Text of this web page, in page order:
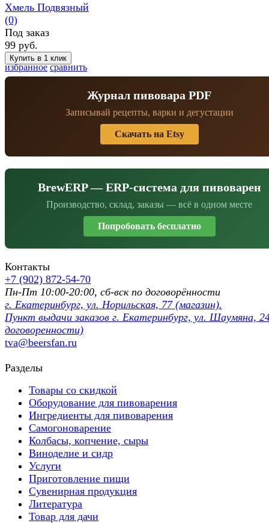
избранное сравнить
Хмель Подвязный
(0)
Под заказ
99 руб.
Журнал пивовара PDF
Записывай рецепты, варки и дегустации
Скачать на Etsy
BrewERP — ERP-система для пивоварен
Производство, склад, заказы — всё в одном месте
Попробовать бесплатно
Контакты
+7 (902) 872-54-70
Пн-Пт 10:00-20:00, сб-вск по договорённости
г. Екатеринбург, ул. Норильская, 77 (магазин).
Пункт выдачи заказов г. Екатеринбург, ул. Шаумяна,
договоренности)
tva@beersfan.ru
Разделы
Товары со скидкой
Оборудование для пивоварения
Ингредиенты для пивоварения
Самогоноварение
Колбасы, копчение, сыры
Виноделие и сидр
Услуги
Приготовление пищи
Сувенирная продукция
Литература
Товар для дачи